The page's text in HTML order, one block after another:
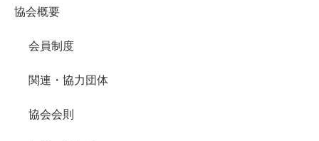
協会概要
会員制度
関連・協力団体
協会会則